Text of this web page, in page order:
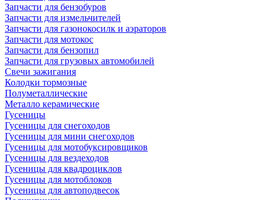
Запчасти для бензобуров
Запчасти для измельчителей
Запчасти для газонокосилк и аэраторов
Запчасти для мотокос
Запчасти для бензопил
Запчасти для грузовых автомобилей
Свечи зажигания
Колодки тормозные
Полуметаллические
Металло керамические
Гусеницы
Гусеницы для снегоходов
Гусеницы для мини снегоходов
Гусеницы для мотобуксировщиков
Гусеницы для вездеходов
Гусеницы для квадроциклов
Гусеницы для мотоблоков
Гусеницы для автоподвесок